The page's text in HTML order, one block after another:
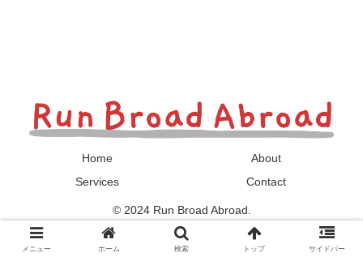
Home
About
Services
Contact
© 2024 Run Broad Abroad.
メニュー ホーム 検索 トップ サイドバー